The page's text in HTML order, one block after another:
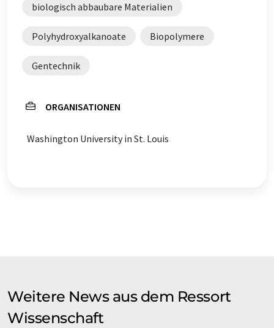
biologisch abbaubare Materialien
Polyhydroxyalkanoate Biopolymere
Gentechnik
ORGANISATIONEN
Washington University in St. Louis
Weitere News aus dem Ressort
Wissenschaft